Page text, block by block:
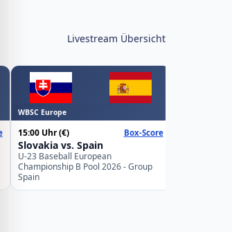
Livestream Übersicht
WBSC Europe
15:00 Uhr(€) Box-Score
Slovakia vs. Spain
U-23 Baseball European
Championship B Pool 2026 - Group
Spain